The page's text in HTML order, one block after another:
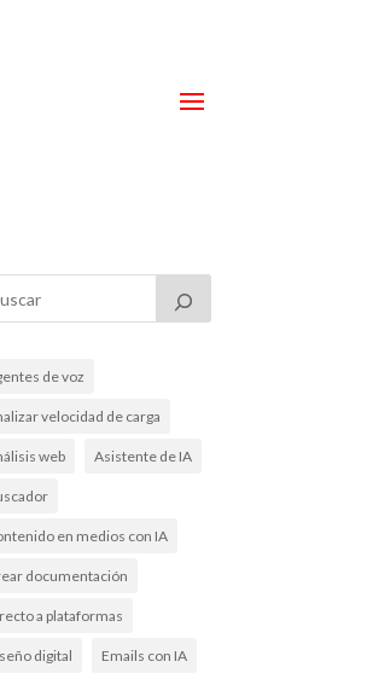
de voz
velocidad de carga
web Asistente de IA
en medios con IA
documentación
a plataformas
digital Emails con IA